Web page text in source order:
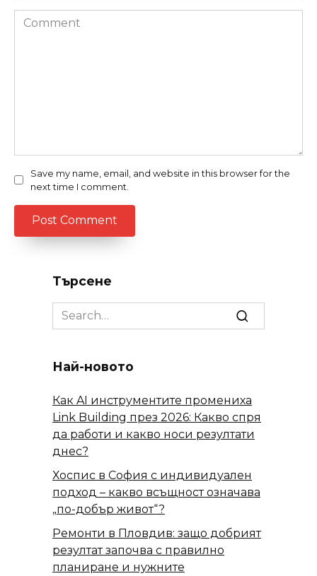
Comment
Save my name, email, and website in this browser for the
next time I comment.
Търсене
Search
for:
Най-новото
Как AI инструментите промениха
Link Building през 2026: Какво спря
да работи и какво носи резултати
днес?
Хоспис в София с индивидуален
подход – какво всъщност означава
„по-добър живот“?
Ремонти в Пловдив: защо добрият
резултат започва с правилно
планиране и нужните